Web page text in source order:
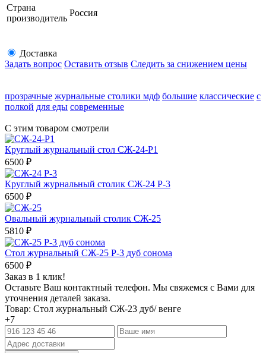
Страна
производитель
Россия
Доставка
Задать вопрос Оставить отзыв Следить за снижением цены
прозрачные журнальные столики мдф большие классические с
полкой для еды современные
С этим товаром смотрели
Круглый журнальный стол СЖ-24-Р1
6500 ₽
Круглый журнальный столик СЖ-24 Р-3
6500 ₽
Овальный журнальный столик СЖ-25
5810 ₽
Стол журнальный СЖ-25 Р-3 дуб сонома
6500 ₽
Заказ в 1 клик!
Оставьте Ваш контактный телефон. Мы свяжемся с Вами для
уточнения деталей заказа.
Товар: Стол журнальный СЖ-23 дуб/ венге
+7